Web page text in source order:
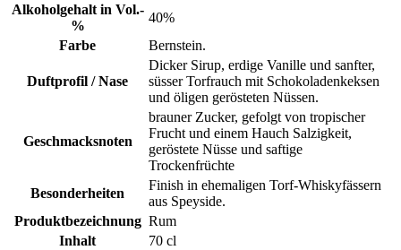
Alkoholgehalt in Vol.-
%
40%
Farbe
Bernstein.
Duftprofil / Nase
Dicker Sirup, erdige Vanille und sanfter,
süsser Torfrauch mit Schokoladenkeksen
und öligen gerösteten Nüssen.
Geschmacksnoten
brauner Zucker, gefolgt von tropischer
Frucht und einem Hauch Salzigkeit,
geröstete Nüsse und saftige
Trockenfrüchte
Besonderheiten
Finish in ehemaligen Torf-Whiskyfässern
aus Speyside.
Produktbezeichnung Rum
Inhalt
70 cl